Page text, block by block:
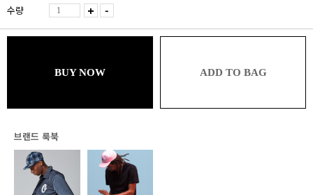
49,800원
블루
브론즈
실버
골드
48,804원 (추가할인 2% / 추가적립 2%)
플래티넘
수량
+ -
BUY NOW ADD TO BAG
브랜드 룩북